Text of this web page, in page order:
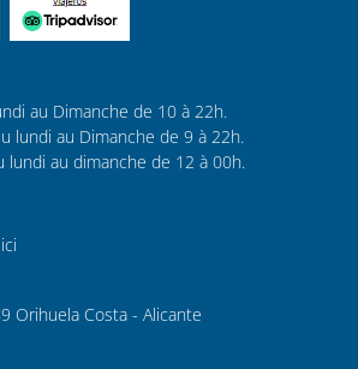
au Dimanche de 10 à 22h.
lundi au Dimanche de 9 à 22h.
lundi au dimanche de 12 à 00h.
Orihuela Costa - Alicante